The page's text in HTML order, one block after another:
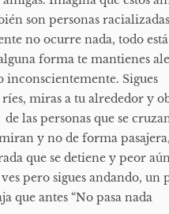
son personas
no ocurre nada, todo
forma te mantienes
inconscientemente. Sigues
miras a tu alrededor y
las personas que se
y no de forma
que se detiene y peor
pero sigues andando, un
que antes “No pasa nada